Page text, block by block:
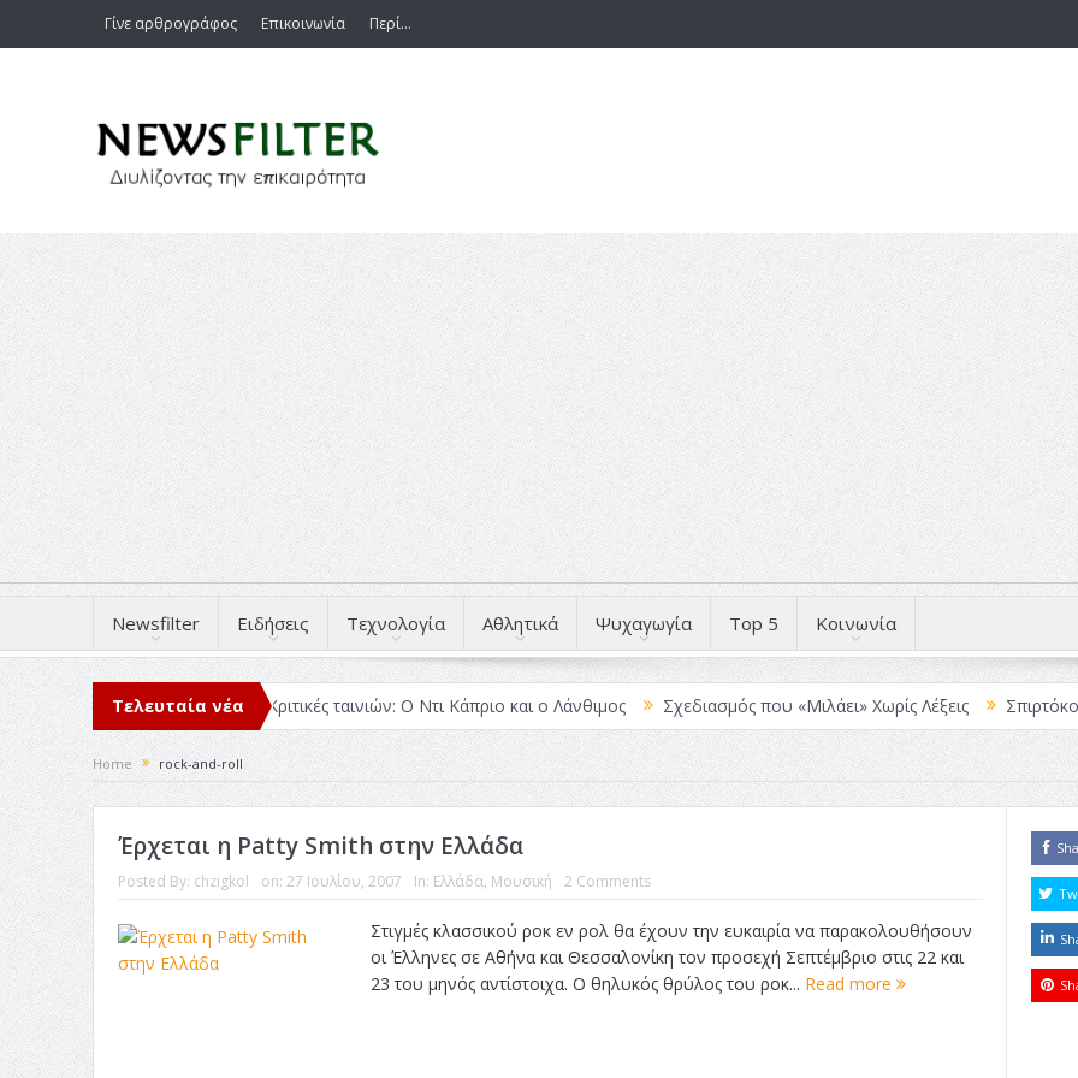
Γίνε αρθρογράφος Επικοινωνία Περί…
Newsfilter Ειδήσεις Τεχνολογία Αθλητικά Ψυχαγωγία Top 5 Κοινωνία
Τελευταία νέα
μέσα στο 2025 Κριτικές ταινιών: Ο Ντι Κάπριο και ο Λάνθιμος Σχεδιασμός που «Μιλάει» Χωρίς Λέξεις Σπιρτόκουτο: η
Home rock-and-roll
Έρχεται η Patty Smith στην Ελλάδα
Posted By: chzigkol on: 27 Ιουλίου, 2007 In: Ελλάδα, Μουσική 2 Comments
Στιγμές κλασσικού ροκ εν ρολ θα έχουν την ευκαιρία να παρακολουθήσουν
οι Έλληνες σε Αθήνα και Θεσσαλονίκη τον προσεχή Σεπτέμβριο στις 22 και
23 του μηνός αντίστοιχα. Ο θηλυκός θρύλος του ροκ... Read more